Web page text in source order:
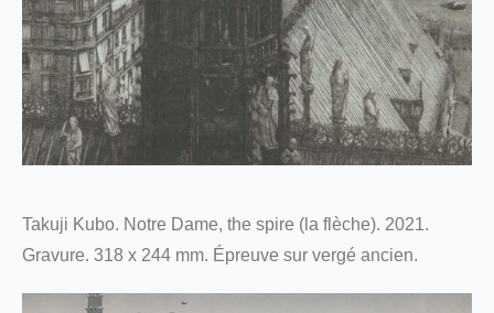
Takuji Kubo. Notre Dame, the spire (la flèche). 2021.
Gravure. 318 x 244 mm. Épreuve sur vergé ancien.